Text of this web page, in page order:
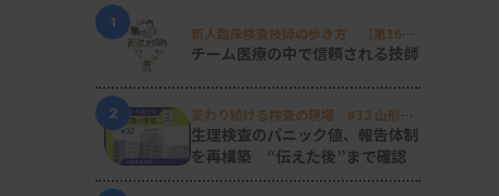
1
新人臨床検査技師の歩き方 ［第16
回］
チーム医療の中で信頼される技師
2
変わり続ける検査の現場 #32 山形済
生病院
生理検査のパニック値、報告体制
を再構築 “伝えた後”まで確認